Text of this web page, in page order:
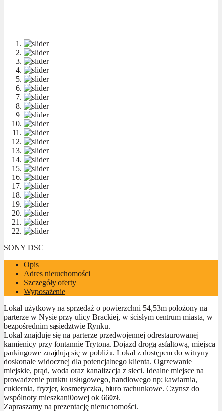
SONY DSC
Opis
Adres nieruchomości
Szczegóły oferty
Wyposażenie
Lokal użytkowy na sprzedaż o powierzchni 54,53m położony na
parterze w Nysie przy ulicy Brackiej, w ścisłym centrum miasta, w
bezpośrednim sąsiedztwie Rynku.
Lokal znajduje się na parterze przedwojennej odrestaurowanej
kamienicy przy fontannie Trytona. Dojazd drogą asfaltową, miejsca
parkingowe znajdują się w pobliżu. Lokal z dostępem do witryny
doskonale widocznej dla potencjalnego klienta. Ogrzewanie
miejskie, prąd, woda oraz kanalizacja z sieci. Idealne miejsce na
prowadzenie punktu usługowego, handlowego np; kawiarnia,
cukiernia, fryzjer, kosmetyczka, biuro rachunkowe. Czynsz do
wspólnoty mieszkani0owej ok 660zł.
Zapraszamy na prezentację nieruchomości.